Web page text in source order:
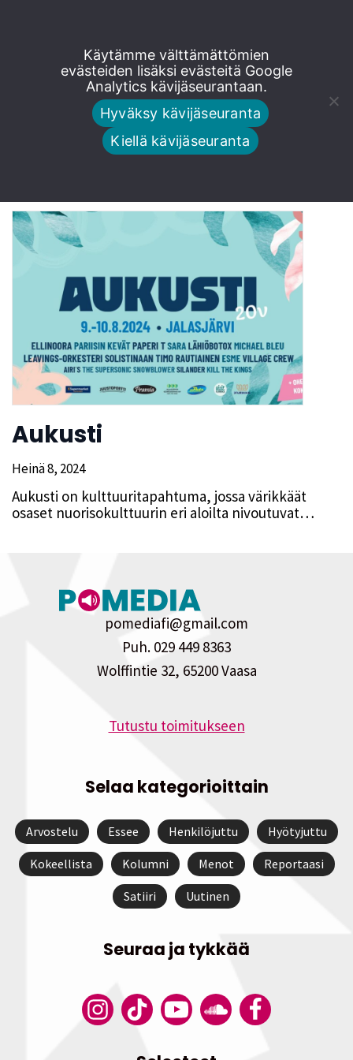
suoraan
Leavings-orkesteri
solistinaan Timo
Rautiainen
Aukusti
Heinä 8, 2024
Aukusti on kulttuuritapahtuma, jossa värikkäät
osaset nuorisokulttuurin eri aloilta nivoutuvat…
pomediafi@gmail.com
Puh. 029 449 8363
Wolffintie 32, 65200 Vaasa
Tutustu toimitukseen
Selaa kategorioittain
Arvostelu Essee Henkilöjuttu Hyötyjuttu
Kokeellista Kolumni Menot Reportaasi
Satiiri Uutinen
Seuraa ja tykkää
Käytämme välttämättömien
evästeiden lisäksi evästeitä Google
Analytics kävijäseurantaan.
Hyväksy kävijäseuranta
Kiellä kävijäseuranta